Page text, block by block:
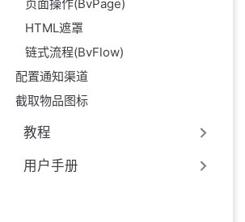
页面操作(BvPage)
HTML遮罩
链式流程(BvFlow)
配置通知渠道
截取物品图标
教程
用户手册